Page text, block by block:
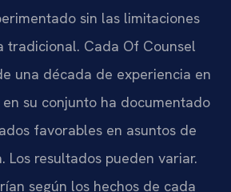
sin las limitaciones
tradicional. Cada Of Counsel
una década de experiencia en
su conjunto ha documentado
favorables en asuntos de
Los resultados pueden variar.
según los hechos de cada